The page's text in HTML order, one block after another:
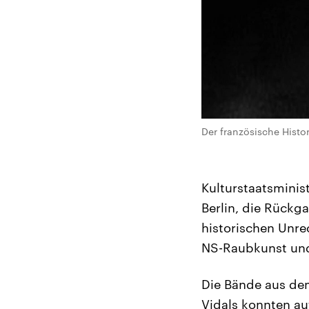
Der französische
Berlin, die
historischen
NS-Raubkunst
Die Bände aus
Vidals konnten